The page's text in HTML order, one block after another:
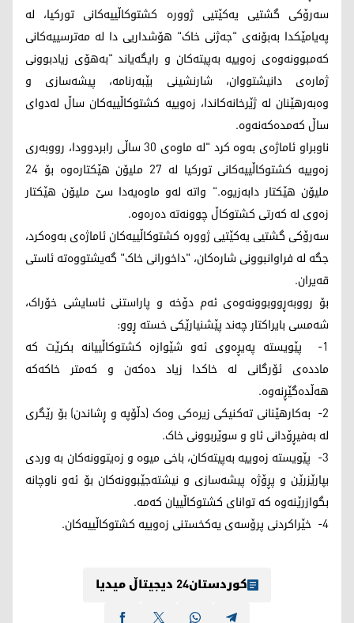
سەرۆکی گشتیی یەکێتیی ژوورە کشتوکاڵییەکانی تورکیا، لە
پەیامێکدا بەبۆنەی "جەژنی خاک" هۆشداریی دا لە مەترسییەکانی
کەمبوونەوەی زەوییە بەپیتەکان و رایگەیاند "بەهۆی زیادبوونی
ژمارەی دانیشتووان، شارنشینی بێبەرنامە، پیشەسازی و
وەبەرهێنان لە ژێرخانەکاندا، زەوییە کشتوکاڵییەکان ساڵ لەدوای
ساڵ کەمدەکەنەوە.
ناوبراو ئاماژەی بەوە کرد "لە ماوەی 30 ساڵی رابردوودا، رووبەری
زەوییە کشتوکاڵییەکانی تورکیا لە 27 ملیۆن هێکتارەوە بۆ 24
ملیۆن هێکتار دابەزیوە." واتە لەو ماوەیەدا سێ ملیۆن هێکتار
زەوی لە کەرتی کشتوکاڵ چوونەتە دەرەوە.
سەرۆکی گشتیی یەکێتیی ژوورە کشتوکاڵییەکان ئاماژەی بەوەکرد،
جگە لە فراوانبوونی شارەکان، "داخورانی خاک" گەیشتووەتە ئاستی
قەیران.
بۆ رووبەڕووبوونەوەی ئەم دۆخە و پاراستنی ئاسایشی خۆراک،
شەمسی بایراکتار چەند پێشنیارێکی خستە ڕوو:
1- پێویستە پەیڕەوی ئەو شێوازە کشتوکاڵییانە بکرێت کە
ماددەی ئۆرگانی لە خاکدا زیاد دەکەن و کەمتر خاکەکە
هەڵدەگێڕنەوە.
2- بەکارهێنانی تەکنیکی زیرەکی وەک (دڵۆپە و ڕشاندن) بۆ رێگری
لە بەفیڕۆدانی ئاو و سوێربوونی خاک.
3- پێویستە زەوییە بەپیتەکان، باخی میوە و زەیتوونەکان بە وردی
بپارێزرێن و پڕۆژە پیشەسازی و نیشتەجێبوونەکان بۆ ئەو ناوچانە
بگوازرێنەوە کە توانای کشتوکاڵییان کەمە.
4- خێراکردنی پرۆسەی یەکخستنی زەوییە کشتوکاڵییەکان.
کوردستان24 دیجیتاڵ میدیا